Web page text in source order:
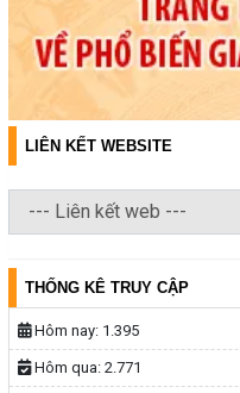
LIÊN KẾT WEBSITE
THỐNG KÊ TRUY CẬP
Hôm nay: 1.395
Hôm qua: 2.771